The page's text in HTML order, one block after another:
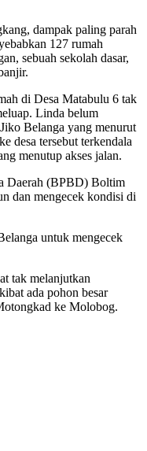
dampak paling parah
127 rumah
sebuah sekolah dasar,
di Desa Matabulu 6 tak
Linda belum
Belanga yang menurut
desa tersebut terkendala
menutup akses jalan.
Daerah (BPBD) Boltim
dan mengecek kondisi di
untuk mengecek
tak melanjutkan
ada pohon besar
ke Molobog.